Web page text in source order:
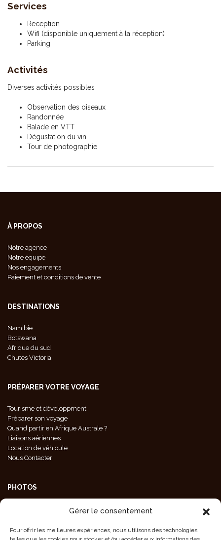
Gérer le consentement
Pour offrir les meilleures expériences, nous utilisons des technologies
Services
Reception
Wifi (disponible uniquement à la réception)
Parking
Activités
Diverses activités possibles
Observation des oiseaux
Randonnée
Balade en VTT
Dégustation du vin
Tour de photographie
À PROPOS
Notre agence
Notre équipe
Nos engagements
Paiement et conditions de vente
DESTINATIONS
Namibie
Botswana
Afrique du sud
Chutes Victoria
PRÉPARER VOTRE VOYAGE
Tourisme et développment
Préparer son voyage
Quand partir en Afrique Australe ?
Liaisons aériennes
Location de véhicule
Nous Contacter
PHOTOS
Photos Paysages
Photos Population